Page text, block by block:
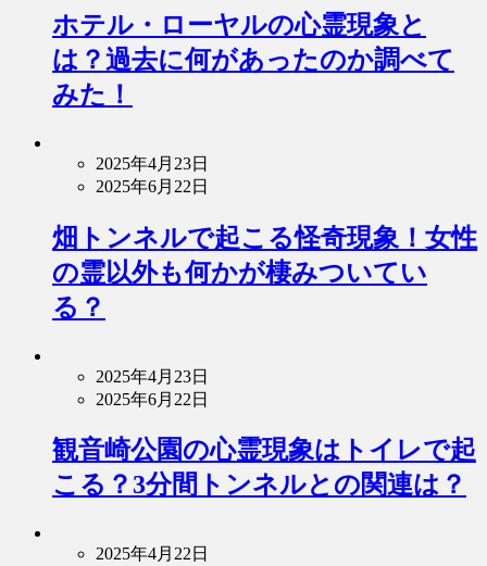
ホテル・ローヤルの心霊現象と
は？過去に何があったのか調べて
みた！
2025年4月23日
2025年6月22日
畑トンネルで起こる怪奇現象！女性
の霊以外も何かが棲みついてい
る？
2025年4月23日
2025年6月22日
観音崎公園の心霊現象はトイレで起
こる？3分間トンネルとの関連は？
2025年4月22日